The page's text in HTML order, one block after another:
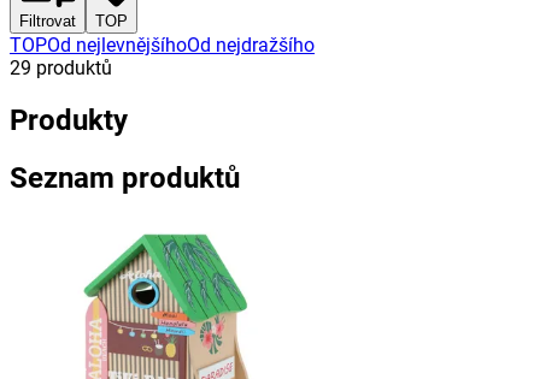
Filtrovat TOP
TOPOd nejlevnějšíhoOd nejdražšího
29 produktů
Produkty
Seznam produktů